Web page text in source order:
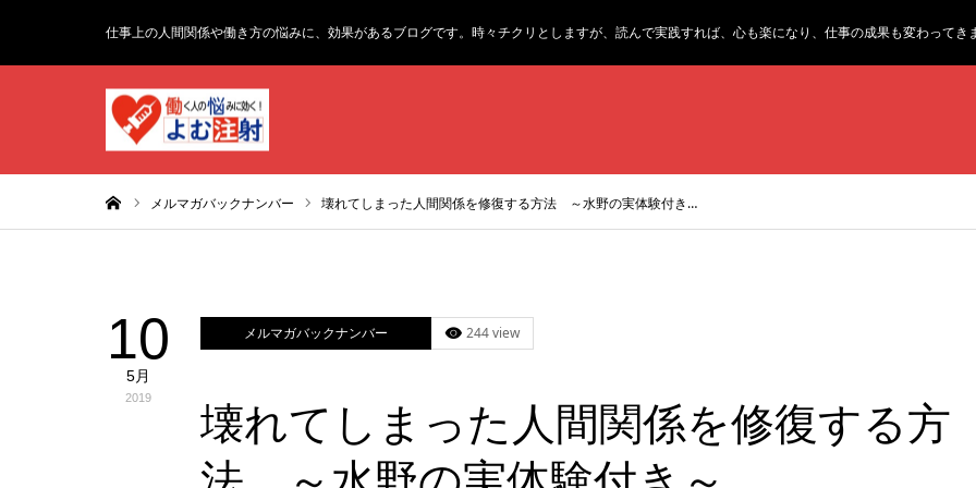
仕事上の人間関係や働き方の悩みに、効果があるブログです。時々チクリとしますが、読んで実践すれば、心も楽になり、仕事の成果も変わってき
メルマガバックナンバー 壊れてしまった人間関係を修復する方法 ～水野の実体験付き…
10
5月
2019
メルマガバックナンバー 244 view
壊れてしまった人間関係を修復する方